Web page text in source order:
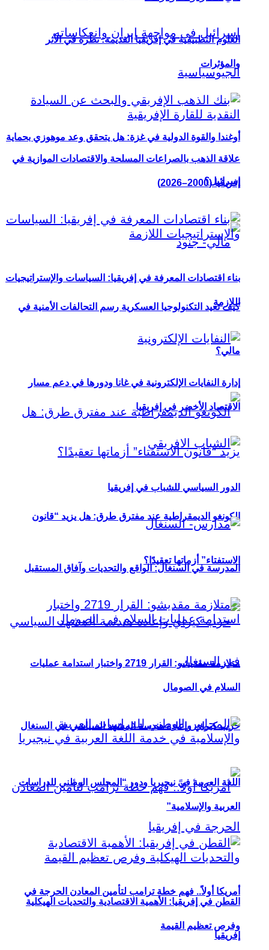
أوغندا والقوة الدولية في غزة: هل يتحقق وعد موهوزي بحماية
إسرائيل؟
كيف تعيد التكنولوجيا العسكرية رسم التحالفات الأمنية في
مالي؟
الكونغو الديمقراطية عند مفترق طرق: هل يزيد “قانون
الاستفتاء” أزماتها تعقيدًا؟
حزب كيراي وإعادة هندسة المشهد السياسي في السنغال
أمريكا أولاً.. فهم خطة ترامب لتأمين المعادن الحرجة في
إفريقيا
العلوم التطبيقية في إفريقيا القديمة: نظرة في الأثر
والمؤثرات
علاقة الذهب بالصراعات المسلحة والاقتصادات الموازية في
إفريقيا (2000–2026)
بناء اقتصادات المعرفة في إفريقيا: السياسات والإستراتيجيات
اللازمة
إدارة النفايات الإلكترونية في غانا ودورها في دعم مسار
الاقتصاد الأخضر في إفريقيا
الدور السياسي للشباب في إفريقيا
المدرسة في السنغال: الواقع والتحديات وآفاق المستقبل
متلازمة مقديشو: القرار 2719 واختبار استدامة عمليات
السلام في الصومال
اللغة العربية في نيجيريا ودور “المجلس الوطني للدراسات
العربية والإسلامية”
القطن في إفريقيا: الأهمية الاقتصادية والتحديات الهيكلية
وفرص تعظيم القيمة